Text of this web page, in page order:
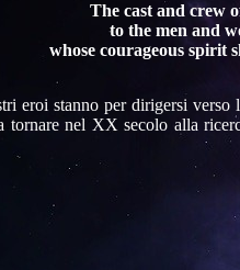
The cast and crew
to the men and
whose courageous spirit
eroi stanno per dirigersi verso
tornare nel XX secolo alla